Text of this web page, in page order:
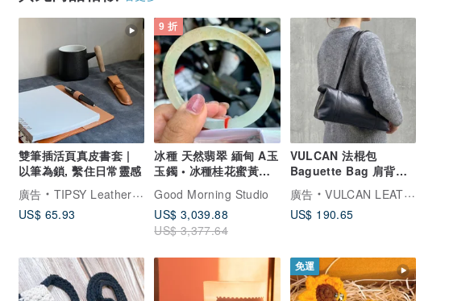
雙筆插活頁真皮書套 |
以筆為鎖, 繫住日常靈感
廣告
TIPSY Leather Goods
US$ 65.93
9 折
冰種 天然翡翠 緬甸 A玉
玉鐲 • 冰種桂花蜜黃翡
Good Morning Studio
US$ 3,039.88
US$ 3,377.64
VULCAN 法棍包
Baguette Bag 肩背包
手提包 法棍包 歐洲植鞣
牛皮
廣告
VULCAN LEATHER 精品手工皮件
US$ 190.65
免運